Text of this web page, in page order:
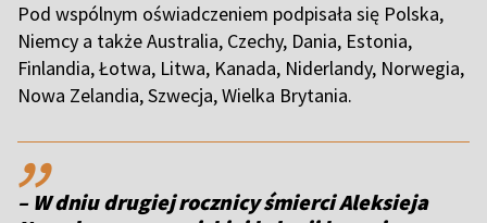
Pod wspólnym oświadczeniem podpisała się Polska,
Niemcy a także Australia, Czechy, Dania, Estonia,
Finlandia, Łotwa, Litwa, Kanada, Niderlandy, Norwegia,
Nowa Zelandia, Szwecja, Wielka Brytania.
,,
– W dniu drugiej rocznicy śmierci Aleksieja